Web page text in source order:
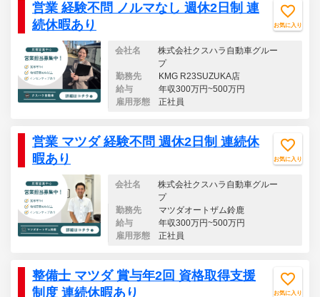
営業 経験不問 ノルマなし 週休2日制 連
続休暇あり
お気に入り
会社名
株式会社クスハラ自動車グルー
プ
勤務先
KMG R23SUZUKA店
給与
年収300万円~500万円
雇用形態
正社員
営業 マツダ 経験不問 週休2日制 連続休
暇あり
お気に入り
会社名
株式会社クスハラ自動車グルー
プ
勤務先
マツダオートザム鈴鹿
給与
年収300万円~500万円
雇用形態
正社員
整備士 マツダ 賞与年2回 資格取得支援
制度 連続休暇あり
お気に入り